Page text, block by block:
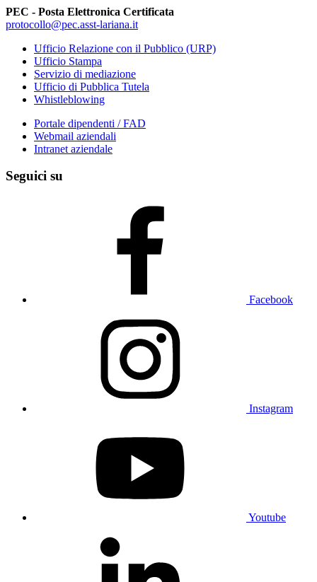
PEC - Posta Elettronica Certificata
protocollo@pec.asst-lariana.it
Ufficio Relazione con il Pubblico (URP)
Ufficio Stampa
Servizio di mediazione
Ufficio di Pubblica Tutela
Whistleblowing
Portale dipendenti / FAD
Webmail aziendali
Intranet aziendale
Seguici su
Facebook
Instagram
Youtube